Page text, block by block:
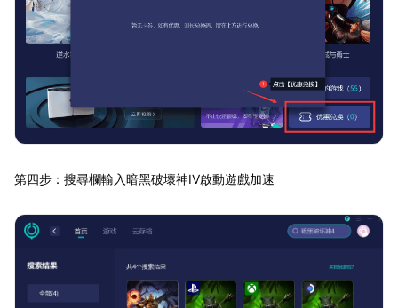
第四步：搜尋欄輸入暗黑破壞神IV啟動遊戲加速